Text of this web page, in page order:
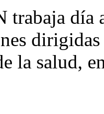
trabaja día
la salud,